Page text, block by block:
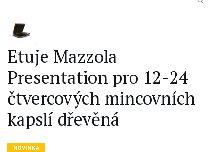
Etuje Mazzola
Presentation pro 12-24
čtvercových mincovních
kapslí dřevěná
NOVINKA